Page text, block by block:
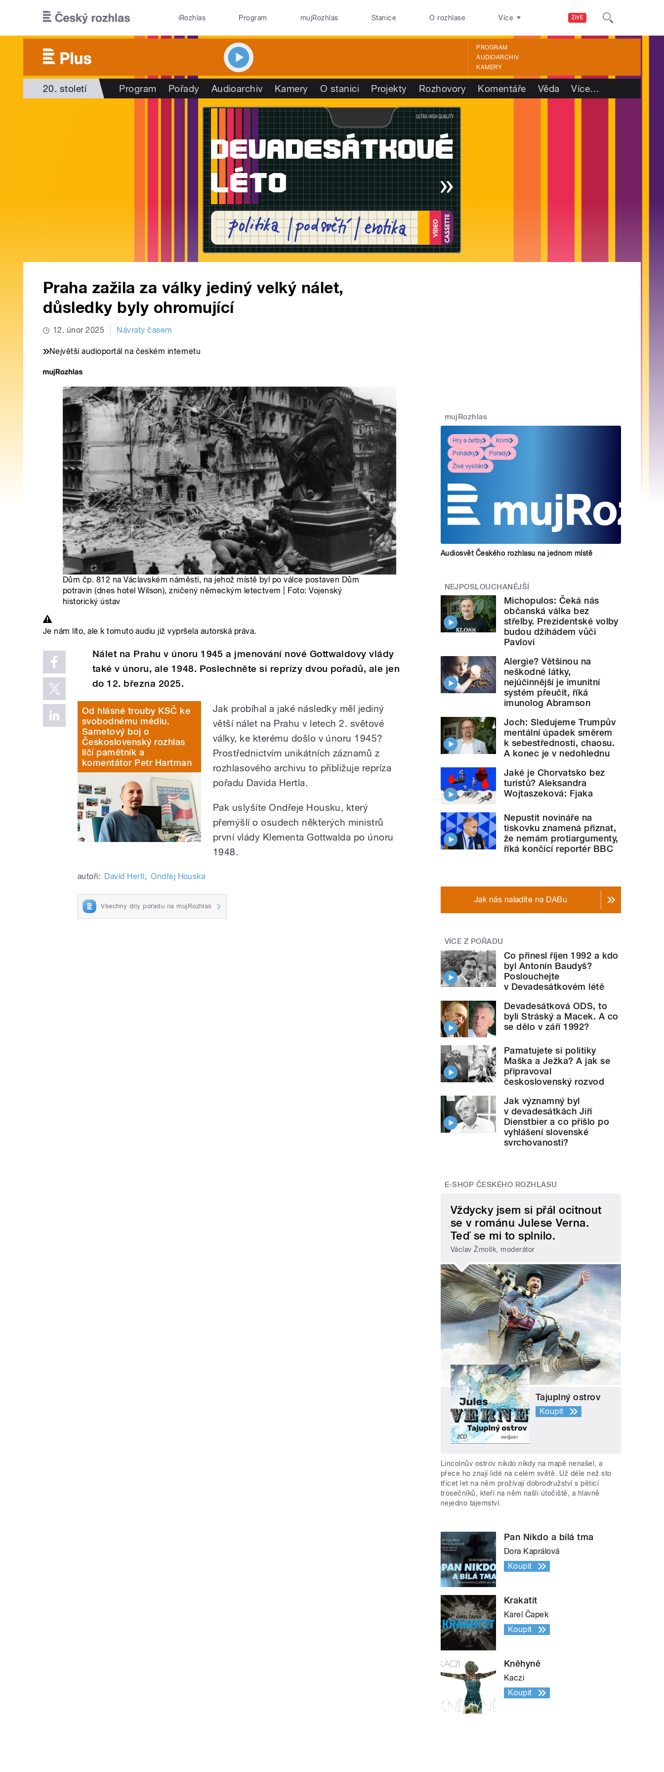
ŽIVĚ
iRozhlas Program mujRozhlas Stanice O rozhlase Více
PROGRAM
AUDIOARCHIV
KAMERY
20. století Program Pořady Audioarchiv Kamery O stanici Projekty Rozhovory Komentáře Věda Více…
Praha zažila za války jediný velký nálet,
důsledky byly ohromující
12. únor 2025 Návraty časem
Největší audioportál na českém internetu
Dům čp. 812 na Václavském náměstí, na jehož místě byl po válce postaven Dům
potravin (dnes hotel Wilson), zničený německým letectvem | Foto: Vojenský
historický ústav
Je nám líto, ale k tomuto audiu již vypršela autorská práva.
Nálet na Prahu v únoru 1945 a jmenování nové Gottwaldovy vlády
také v únoru, ale 1948. Poslechněte si reprízy dvou pořadů, ale jen
do 12. března 2025.
Od hlásné trouby KSČ ke
svobodnému médiu.
Sametový boj o
Československý rozhlas
líčí pamětník a
komentátor Petr Hartman
Jak probíhal a jaké následky měl jediný
větší nálet na Prahu v letech 2. světové
války, ke kterému došlo v únoru 1945?
Prostřednictvím unikátních záznamů z
rozhlasového archivu to přibližuje repríza
pořadu Davida Hertla.
Pak uslyšíte Ondřeje Housku, který
přemýšlí o osudech některých ministrů
první vlády Klementa Gottwalda po únoru
1948.
autoři: David Hertl, Ondřej Houska
Všechny díly pořadu na mujRozhlas
mujRozhlas
Hry a četby
Krimi
Pohádky
Pořady
Živé vysílání
Audiosvět Českého rozhlasu na jednom místě
NEJPOSLOUCHANĚJŠÍ
Michopulos: Čeká nás
občanská válka bez
střelby. Prezidentské volby
budou džihádem vůči
Pavlovi
Alergie? Většinou na
neškodné látky,
nejúčinnější je imunitní
systém přeučit, říká
imunolog Abramson
Joch: Sledujeme Trumpův
mentální úpadek směrem
k sebestřednosti, chaosu.
A konec je v nedohlednu
Jaké je Chorvatsko bez
turistů? Aleksandra
Wojtaszeková: Fjaka
Nepustit novináře na
tiskovku znamená přiznat,
že nemám protiargumenty,
říká končící reportér BBC
Jak nás naladíte na DABu
VÍCE Z POŘADU
Co přinesl říjen 1992 a kdo
byl Antonín Baudyš?
Poslouchejte
v Devadesátkovém létě
Devadesátková ODS, to
byli Stráský a Macek. A co
se dělo v září 1992?
Pamatujete si politiky
Maška a Ježka? A jak se
připravoval
československý rozvod
Jak významný byl
v devadesátkách Jiří
Dienstbier a co přišlo po
vyhlášení slovenské
svrchovanosti?
E-SHOP ČESKÉHO ROZHLASU
Vždycky jsem si přál ocitnout
se v románu Julese Verna.
Teď se mi to splnilo.
Václav Žmolík, moderátor
Tajuplný ostrov
Koupit
Lincolnův ostrov nikdo nikdy na mapě nenašel, a
přece ho znají lidé na celém světě. Už déle než sto
třicet let na něm prožívají dobrodružství s pěticí
trosečníků, kteří na něm našli útočiště, a hlavně
nejedno tajemství.
Pan Nikdo a bílá tma
Dora Kaprálová
Koupit
Krakatit
Karel Čapek
Koupit
Kněhyně
Kaczi
Koupit